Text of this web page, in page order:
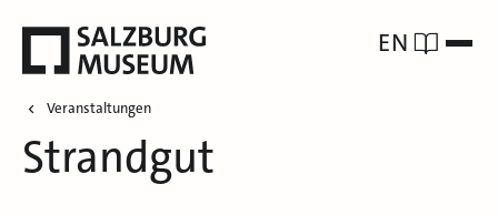
EN
Veranstaltungen
Strandgut